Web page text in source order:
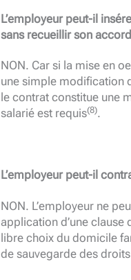
L’employeur peut-il
sans recueillir son
NON. Car si la mise en
une simple modification
le contrat constitue une
salarié est requis(8).
L’employeur peut-il
NON. L’employeur ne
application d’une
libre choix du domicile
de sauvegarde des